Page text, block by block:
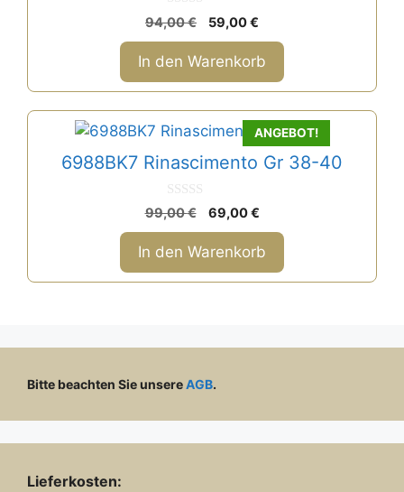
0
v
o
n
5
94,00€
Ursprünglicher
Preis
war:
94,00 €
59,00€
Preis
ist:
59,00 €.
In den Warenkorb
ANGEBOT!
6988BK7 Rinascimento Gr 38-40
0
v
o
n
5
99,00€
Ursprünglicher
Preis
war:
99,00 €
69,00€Aktueller
Preis
ist:
69,00 €.
In den Warenkorb
Bitte beachten Sie unsereAGB.
Lieferkosten: